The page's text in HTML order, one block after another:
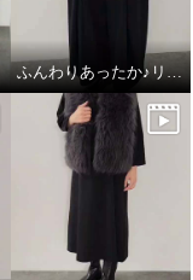
ふんわりあったか♪リネン×カシミヤの心地良さ